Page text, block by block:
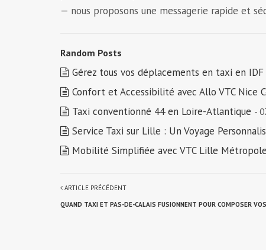
— nous proposons une messagerie rapide et
Random Posts
Gérez tous vos déplacements en taxi en IDF
Confort et Accessibilité avec Allo VTC Nice
Taxi conventionné 44 en Loire-Atlantique -
Service Taxi sur Lille : Un Voyage
Mobilité Simplifiée avec VTC Lille Métropole
ARTICLE PRÉCÉDENT
QUAND TAXI ET PAS-DE-CALAIS FUSIONNENT POUR COMPOSER